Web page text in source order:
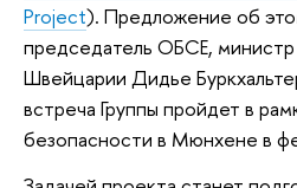
Project). Предложение об
председатель ОБСЕ,
Швейцарии Дидье
встреча Группы пройдет в
безопасности в Мюнхене в